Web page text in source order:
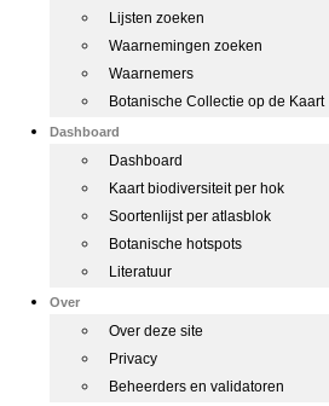
Lijsten zoeken
Waarnemingen zoeken
Waarnemers
Botanische Collectie op de Kaart
Dashboard
Dashboard
Kaart biodiversiteit per hok
Soortenlijst per atlasblok
Botanische hotspots
Literatuur
Over
Over deze site
Privacy
Beheerders en validatoren